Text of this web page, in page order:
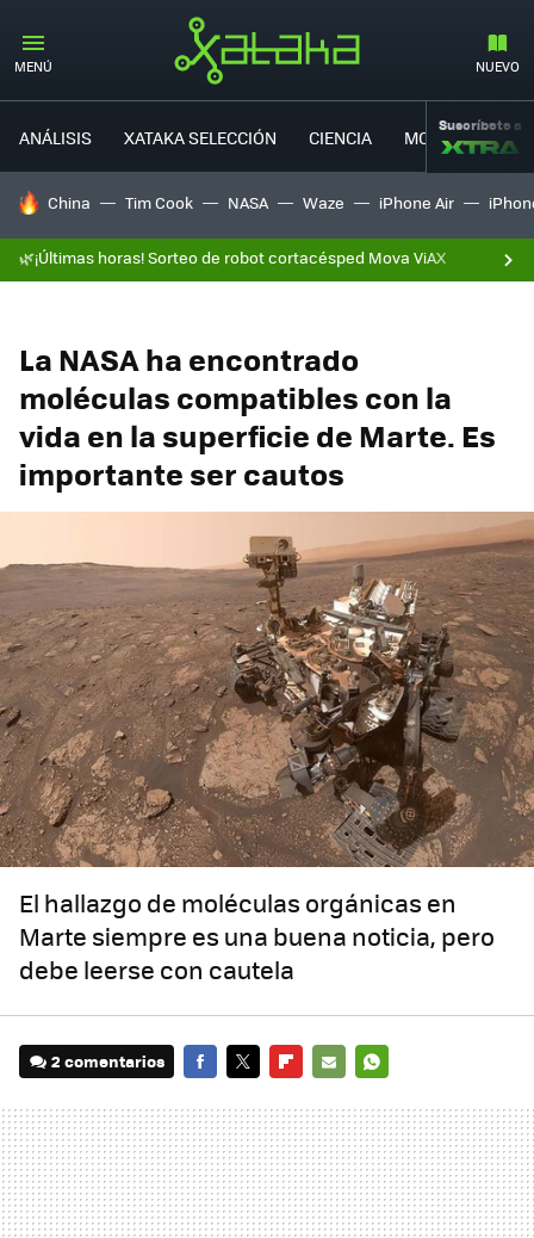
MENÚ NUEVO
ANÁLISIS XATAKA SELECCIÓN CIENCIA MOVILIDAD
Suscríbete a
HOY SE HABLA DE
China Tim Cook NASA Waze iPhone Air
🌿¡Últimas horas! Sorteo de robot cortacésped Mova ViAX
La NASA ha encontrado
moléculas compatibles con la
vida en la superficie de Marte. Es
importante ser cautos
El hallazgo de moléculas orgánicas en
Marte siempre es una buena noticia, pero
debe leerse con cautela
2 comentarios
MAIL